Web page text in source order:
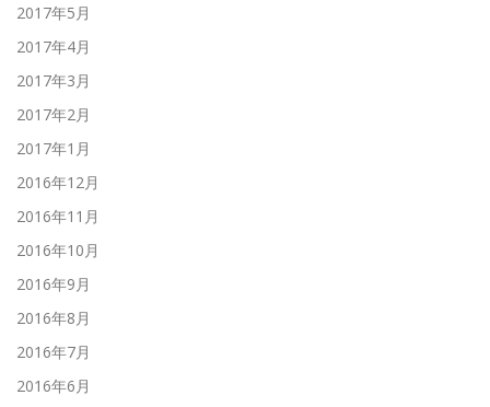
2017年5月
2017年4月
2017年3月
2017年2月
2017年1月
2016年12月
2016年11月
2016年10月
2016年9月
2016年8月
2016年7月
2016年6月